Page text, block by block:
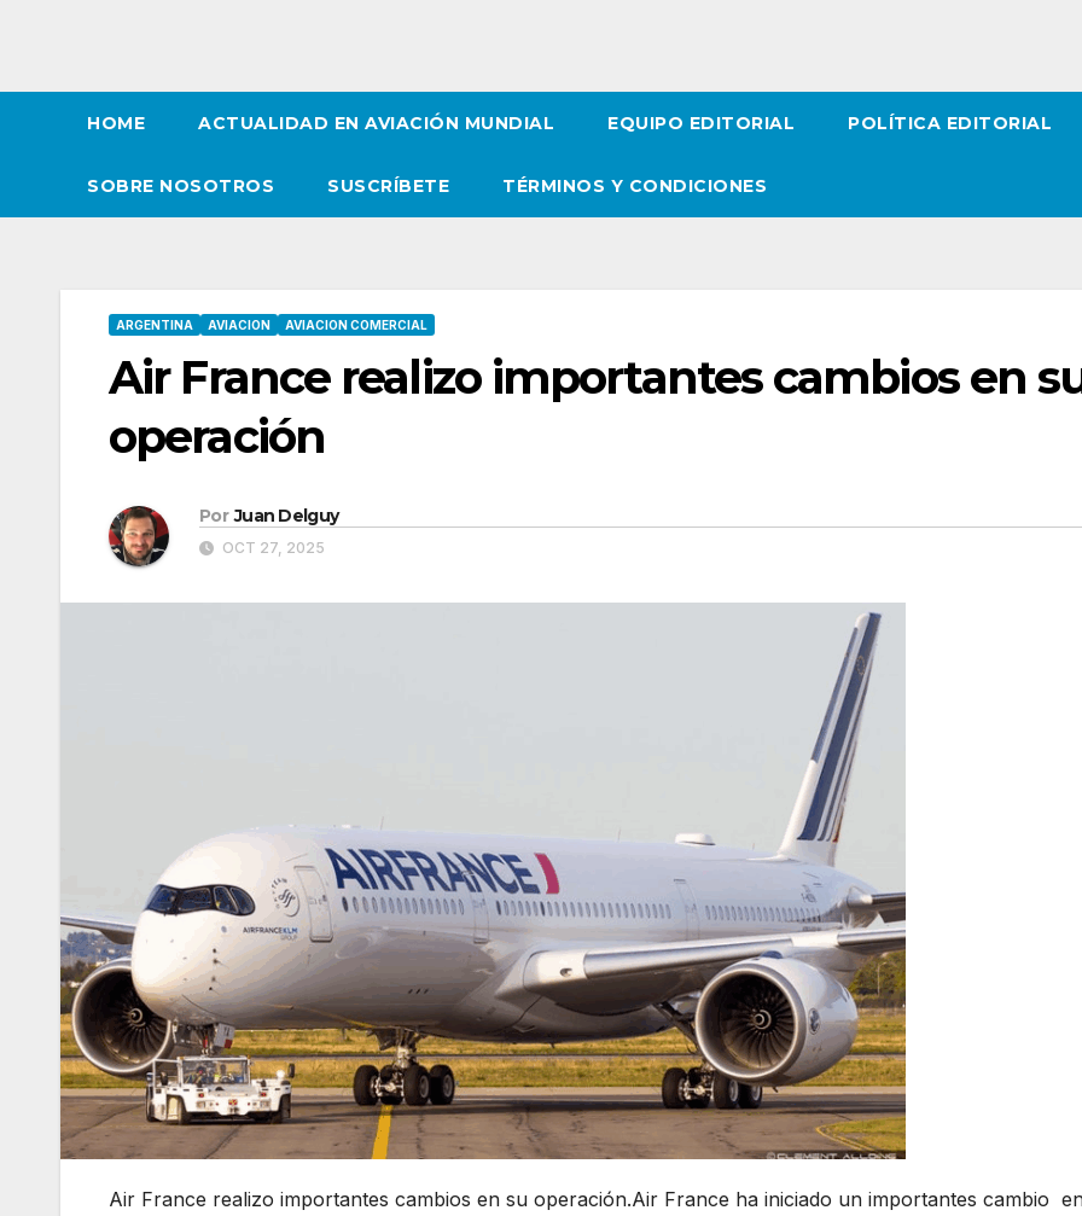
HOME ACTUALIDAD EN AVIACIÓN MUNDIAL EQUIPO EDITORIAL POLÍTICA EDITORIAL
SOBRE NOSOTROS SUSCRÍBETE TÉRMINOS Y CONDICIONES
ARGENTINA AVIACION AVIACION COMERCIAL
Air France realizo importantes cambios en
operación
Por Juan Delguy
OCT 27, 2025
Air France realizo importantes cambios en su operación.Air France ha iniciado un importantes cambio